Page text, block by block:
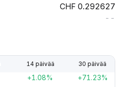
0.292627
--
14 päivää 30 päivää
+1.08% +71.23%